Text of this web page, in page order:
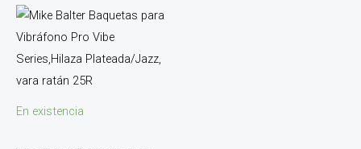
En existencia